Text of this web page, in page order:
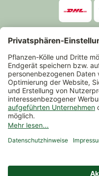
*Alle Preise inkl.
Mindestbestellwert 14,90 €,